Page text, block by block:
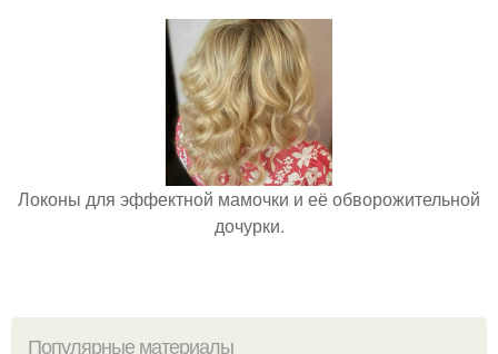
Локоны для эффектной мамочки и её обворожительной
дочурки.
Популярные материалы